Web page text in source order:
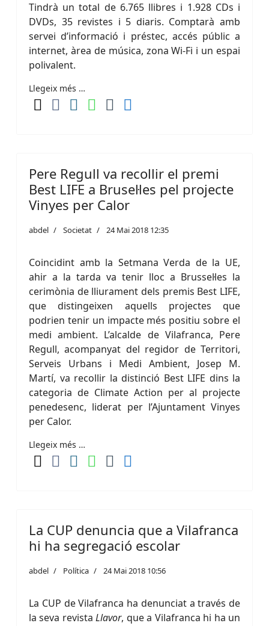
Tindrà un total de 6.765 llibres i 1.928 CDs i
DVDs, 35 revistes i 5 diaris. Comptarà amb
servei d’informació i préstec, accés públic a
internet, àrea de música, zona Wi-Fi i un espai
polivalent.
Llegeix més …
Pere Regull va recollir el premi
Best LIFE a Brusel·les pel projecte
Vinyes per Calor
abdel Societat 24 Mai 2018 12:35
Coincidint amb la Setmana Verda de la UE,
ahir a la tarda va tenir lloc a Brussel·les la
cerimònia de lliurament dels premis Best LIFE,
que distingeixen aquells projectes que
podrien tenir un impacte més positiu sobre el
medi ambient. L’alcalde de Vilafranca, Pere
Regull, acompanyat del regidor de Territori,
Serveis Urbans i Medi Ambient, Josep M.
Martí, va recollir la distinció Best LIFE dins la
categoria de Climate Action per al projecte
penedesenc, liderat per l’Ajuntament Vinyes
per Calor.
Llegeix més …
La CUP denuncia que a Vilafranca
hi ha segregació escolar
abdel Política 24 Mai 2018 10:56
La CUP de Vilafranca ha denunciat a través de
la seva revistaLlavor, que a Vilafranca hi ha un